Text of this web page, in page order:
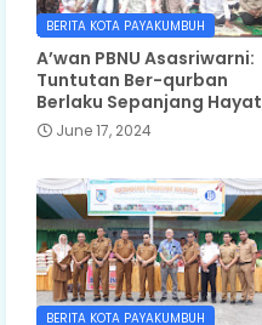
BERITA KOTA PAYAKUMBUH
A’wan PBNU Asasriwarni:
Tuntutan Ber-qurban
Berlaku Sepanjang Hayat
June 17, 2024
BERITA KOTA PAYAKUMBUH